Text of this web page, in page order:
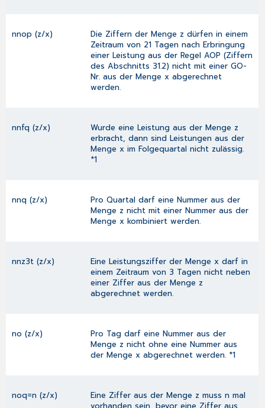
nnop (z/x)
Die Ziffern der Menge z dürfen in einem
Zeitraum von 21 Tagen nach Erbringung
einer Leistung aus der Regel AOP (Ziffern
des Abschnitts 31.2) nicht mit einer GO-
Nr. aus der Menge x abgerechnet
werden.
nnfq (z/x)
Wurde eine Leistung aus der Menge z
erbracht, dann sind Leistungen aus der
Menge x im Folgequartal nicht zulässig.
*1
nnq (z/x)
Pro Quartal darf eine Nummer aus der
Menge z nicht mit einer Nummer aus der
Menge x kombiniert werden.
nnz3t (z/x)
Eine Leistungsziffer der Menge x darf in
einem Zeitraum von 3 Tagen nicht neben
einer Ziffer aus der Menge z
abgerechnet werden.
no (z/x)
Pro Tag darf eine Nummer aus der
Menge z nicht ohne eine Nummer aus
der Menge x abgerechnet werden. *1
noq=n (z/x)
Eine Ziffer aus der Menge z muss n mal
vorhanden sein, bevor eine Ziffer aus